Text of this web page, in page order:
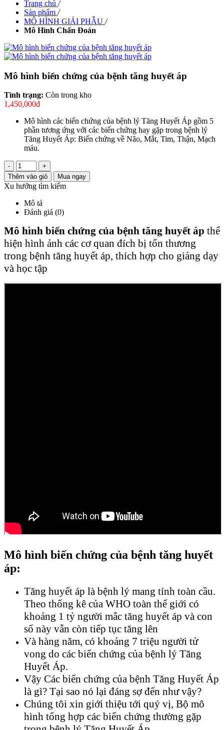
Trang chủ /
Sản phẩm /
MÔ HÌNH GIẢI PHẪU /
Mô Hình Chẩn Đoán
Mô hình biến chứng của bệnh tăng huyết áp
Tình trạng: Còn trong kho
1,450,000đ
Mô hình các biến chứng của bệnh lý Tăng Huyết Áp gồm 5
phần tương ứng với các biến chứng hay gặp trong bệnh lý
Tăng Huyết Áp: Biến chứng về Não, Mắt, Tim, Thận, Mạch
máu.
-
+
Thêm vào giỏ
Mua ngay
Xu hướng tìm kiếm
Mô tả
Đánh giá (0)
Mô hình biến chứng của bệnh tăng huyết áp thể
hiện hình ảnh các cơ quan đích bị tổn thương
trong bệnh tăng huyết áp, thích hợp cho giảng dạy
và học tập
Mô hình biến chứng của bệnh tăng huyết
áp:
Tăng huyết áp là bệnh lý mang tính toàn cầu.
Theo thống kê của WHO toàn thế giới có
khoảng 1 tỷ người mắc tăng huyết áp và con
số này vẫn còn tiếp tục tăng lên
Và hàng năm, có khoảng 7 triệu người tử
vong do các biến chứng của bệnh lý Tăng
Huyết Áp.
Vậy Các biến chứng của bệnh Tăng Huyết Áp
là gì? Tại sao nó lại đáng sợ đến như vậy?
Chúng tôi xin giới thiệu tới quý vị, Bộ mô
hình tổng hợp các biến chứng thường gặp